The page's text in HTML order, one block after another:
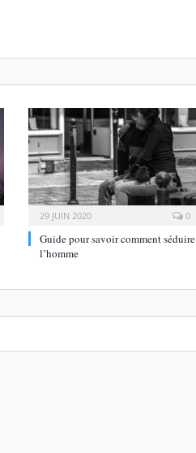
29 JUIN 2020 0
Guide pour savoir comment séduire
l’homme